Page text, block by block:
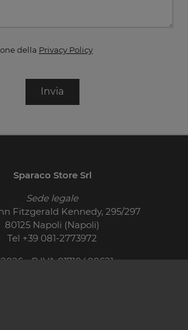
della Privacy Policy
Invia
Sparaco Store Srl
Sede legale
Fitzgerald Kennedy, 295/297
80125 Napoli (Napoli)
Tel +39 081-2773972
- P.IVA 01710400621